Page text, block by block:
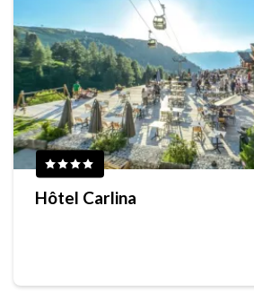
Hôtel Carlina